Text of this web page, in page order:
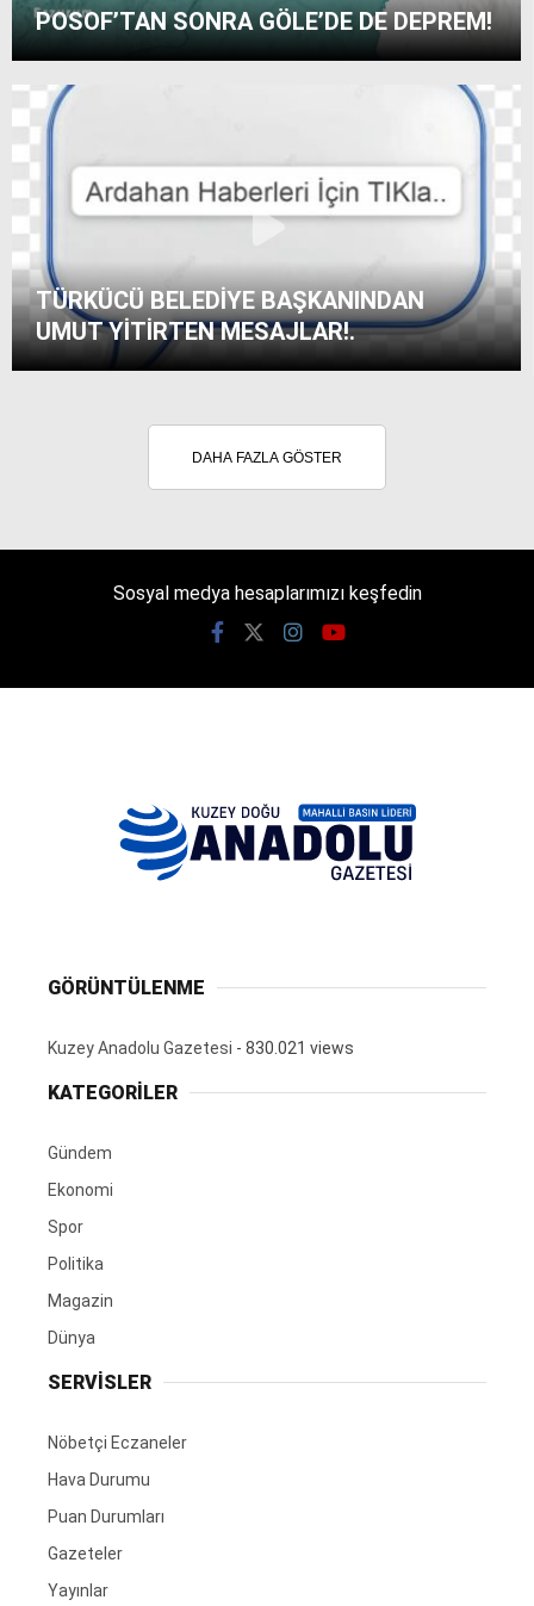
POSOF’TAN SONRA GÖLE’DE DE DEPREM!
TÜRKÜCÜ BELEDİYE BAŞKANINDAN
UMUT YİTİRTEN MESAJLAR!.
DAHA FAZLA GÖSTER
Sosyal medya hesaplarımızı keşfedin
GÖRÜNTÜLENME
Kuzey Anadolu Gazetesi - 830.021 views
KATEGORİLER
Gündem
Ekonomi
Spor
Politika
Magazin
Dünya
SERVİSLER
Nöbetçi Eczaneler
Hava Durumu
Puan Durumları
Gazeteler
Yayınlar